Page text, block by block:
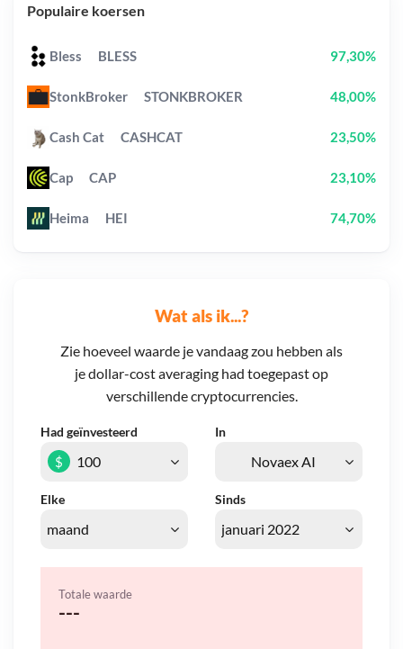
Wat als ik...?
Zie hoeveel waarde je vandaag zou hebben als
je dollar-cost averaging had toegepast op
verschillende cryptocurrencies.
Had geïnvesteerd In
Elke Sinds
$
Totale waarde
---
Populaire koersen
Bless BLESS 97,30%
StonkBroker STONKBROKER 48,00%
Cash Cat CASHCAT 23,50%
Cap CAP 23,10%
Heima HEI 74,70%